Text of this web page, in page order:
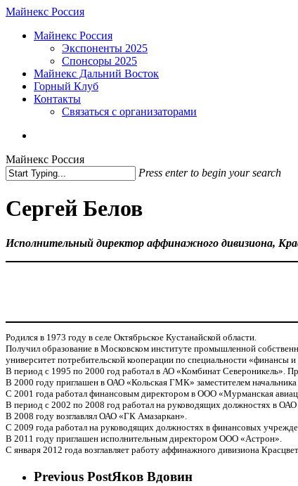
Skip
main
Майнекс Россия
Menu
Майнекс Россия
Экспоненты 2025
Спонсоры 2025
Майнекс Дальний Восток
Горный Клуб
Контакты
Связаться с организаторами
Майнекс Россия
Press enter to begin your search
Search
Сергей Белов
Исполнительный директор аффинажного дивизиона,
Родился в 1973 году в селе Октябрьское Кустанайской области.
Получил образование в Московском институте промышленной
университет потребительской кооперации по специальности «финансы и
В период с 1995 по 2000 год работал в АО «Комбинат Североникель».
В 2000 году приглашен в ОАО «Кольская ГМК» заместителем
С 2001 года работал финансовым директором в ООО «Мурманская
В период с 2002 по 2008 год работал на руководящих должностях в
В 2008 году возглавлял ОАО «ГК Амазаркан».
С 2009 года работал на руководящих должностях в финансовых
В 2011 году приглашен исполнительным директором ООО «Астрон».
С января 2012 года возглавляет работу аффинажного дивизиона
Previous PostЯков Вдовин